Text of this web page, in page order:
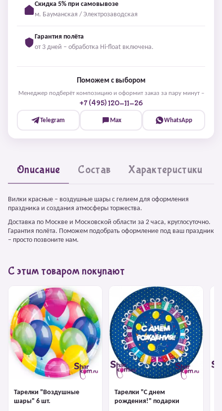
Скидка 5% при самовывозе
м. Бауманская / Электрозаводская
Гарантия полёта
от 3 дней – обработка Hi-float включена.
Поможем с выбором
Менеджер подберёт композицию и оформит заказ за пару минут –
+7 (495) 120-11-26
Telegram Max WhatsApp
Описание Состав Характеристики
Вилки красные – воздушные шары с гелием для оформления
праздника и создания атмосферы торжества.
Доставка по Москве и Московской области за 2 часа, круглосуточно.
Гарантия полёта. Поможем подобрать оформление под ваш праздник
– просто позвоните нам.
С этим товаром покупают
Тарелки "Воздушные
шары" 6 шт.
Тарелки "С днем
рождения!" подарки